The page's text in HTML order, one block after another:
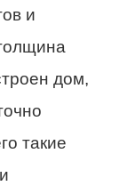
и
дом,
такие